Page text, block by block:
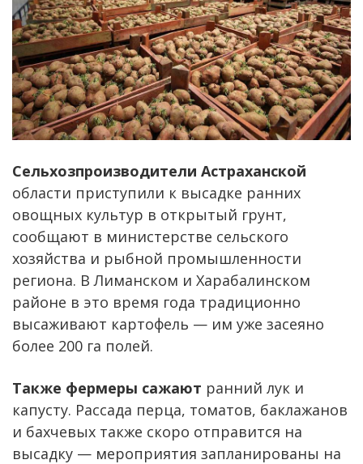
Сельхозпроизводители Астраханской
области приступили к высадке ранних
овощных культур в открытый грунт,
сообщают в министерстве сельского
хозяйства и рыбной промышленности
региона. В Лиманском и Харабалинском
районе в это время года традиционно
высаживают картофель — им уже засеяно
более 200 га полей.
Также фермеры сажают ранний лук и
капусту. Рассада перца, томатов, баклажанов
и бахчевых также скоро отправится на
высадку — мероприятия запланированы на